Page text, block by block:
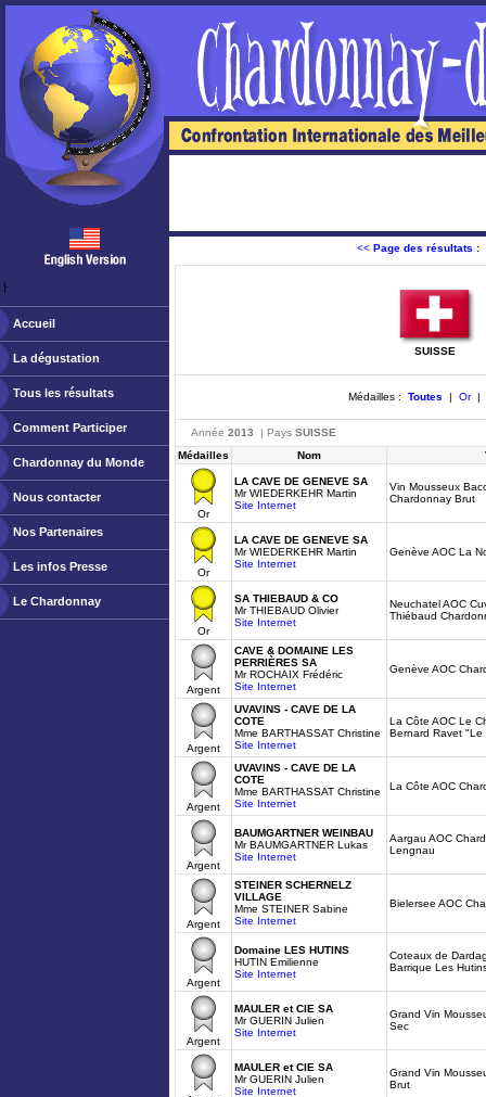
ￂﾠ
Accueil
La dégustation
Tous les résultats
Comment Participer
Chardonnay du Monde
Nous contacter
Nos Partenaires
Les infos Presse
Le Chardonnay
<< Page des résultats :
SUISSE
Médailles : Toutes | Or|
Année 2013 | Pays SUISSE
Médailles
Nom
Or
LA CAVE DE GENEVE SA
Mr WIEDERKEHR Martin
Site Internet
Vin Mousseux
Chardonnay Brut
Or
LA CAVE DE GENEVE SA
Mr WIEDERKEHR Martin
Site Internet
Genève AOC La
Or
SA THIEBAUD & CO
Mr THIEBAUD Olivier
Site Internet
Neuchatel AOC
Thiébaud
Argent
CAVE & DOMAINE LES
PERRIÈRES SA
Mr ROCHAIX Frédéric
Site Internet
Genève AOC
Argent
UVAVINS - CAVE DE LA
COTE
Mme BARTHASSAT Christine
Site Internet
La Côte AOC Le
Bernard Ravet "Le
Argent
UVAVINS - CAVE DE LA
COTE
Mme BARTHASSAT Christine
Site Internet
La Côte AOC
Argent
BAUMGARTNER WEINBAU
Mr BAUMGARTNER Lukas
Site Internet
Aargau AOC
Lengnau
Argent
STEINER SCHERNELZ
VILLAGE
Mme STEINER Sabine
Site Internet
Bielersee AOC
Argent
Domaine LES HUTINS
HUTIN Emilienne
Site Internet
Coteaux de
Barrique Les
Argent
MAULER et CIE SA
Mr GUERIN Julien
Site Internet
Grand Vin
Sec
MAULER et CIE SA
Mr GUERIN Julien
Site Internet
Grand Vin
Brut